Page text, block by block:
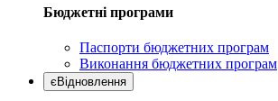
Бюджетні програми
Паспорти бюджетних програм
Виконання бюджетних програм
єВідновлення